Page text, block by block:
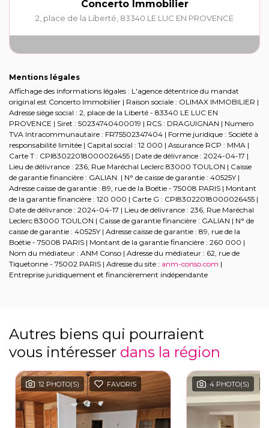
Concerto Immobilier
2, place de la Liberté 83340 LE LUC EN PROVENCE
Mentions légales
Affichage des informations légales : L'agence détentrice du mandat
original est Concerto Immobilier | Raison sociale : OLIMAX IMMOBILIER |
Adresse siège social : 2, place de la Liberté - 83340 LE LUC EN
PROVENCE | Siret : 50234740400019 | RCS : DRAGUIGNAN | Numero
TVA Intracommunautaire : FR75502347404 | Forme juridique : Société à
responsabilité limitée | Capital social : 12 000 | Assurance RCP : MMA |
Carte T : CPI83022018000026455 | Date de délivrance : 2024-04-17 |
Lieu de délivrance : 236, Rue Maréchal Leclerc 83000 TOULON | Caisse
de garantie financière : GALIAN. | N° de caisse de garantie : 40525Y |
Adresse caisse de garantie : 89, rue de la Boétie - 75008 PARIS | Montant
de la garantie financière : 120 000 | Carte G : CPI83022018000026455 |
Date de délivrance : 2024-04-17 | Lieu de délivrance : 236, Rue Maréchal
Leclerc 83000 TOULON | Caisse de garantie financière : GALIAN | N° de
caisse de garantie : 40525Y | Adresse caisse de garantie : 89, rue de la
Boétie - 75008 PARIS | Montant de la garantie financière : 260 000 |
Nom du médiateur : ANM Conso | Adresse du médiateur : 62, rue de
Tiquetonne - 75002 PARIS | Adresse du site : anm-conso.com |
Entreprise juridiquement et financièrement indépendante
Autres biens qui pourraient
vous intéresser dans la région
12 PHOTO(S) FAVORIS 4 PHOTO(S)